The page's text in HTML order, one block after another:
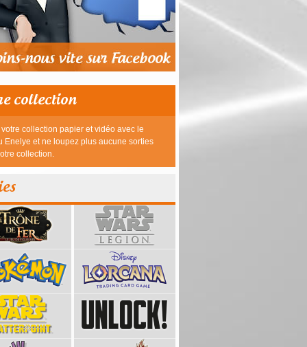
39,95 € 23,95 €
collection
collection papier et vidéo avec le
Enelye et ne loupez plus aucune sorties
collection.